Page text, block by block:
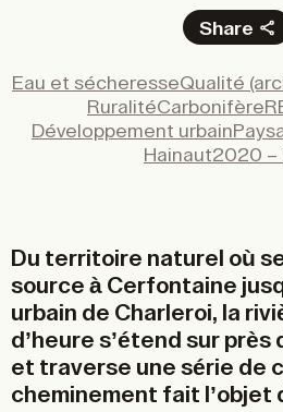
Share
X
LinkedIn
Email
Eau et sécheresseQualité
RuralitéCarbonifère
Développement urbain
Hainaut2020 –
Du territoire naturel où
source à Cerfontaine
urbain de Charleroi, la
d’heure s’étend sur
et traverse une série de
cheminement fait l’objet